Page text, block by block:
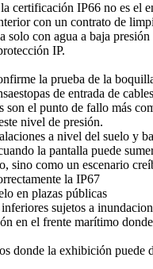
certificación IP66 no es el
con un contrato de
solo con agua a baja
IP.
la prueba de la
de entrada de
son el punto de fallo más
nivel de presión.
a nivel del suelo y
la pantalla puede
sino como un escenario
la IP67
en plazas públicas
sujetos a
en el frente marítimo
donde la exhibición puede